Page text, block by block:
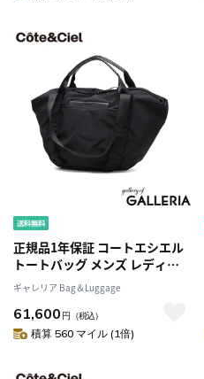
正規品1年保証 コートエシエル
トートバッグ メンズ レディー
ス ファスナー付き 大きめ A4 B4
大容量 Cote&Ciel バッグ 軽量
軽い ブランド カジュアル ナイ
ロン トート バッグ 34.5L
ギャレリア Bag＆Luggage
61,600 円 （税込）
積算 560 マイル (1倍)